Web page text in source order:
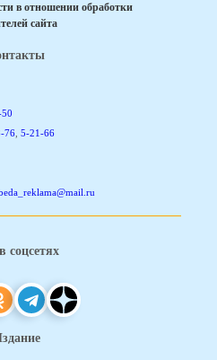
в отношении обработки
сайта
76 5-21-66